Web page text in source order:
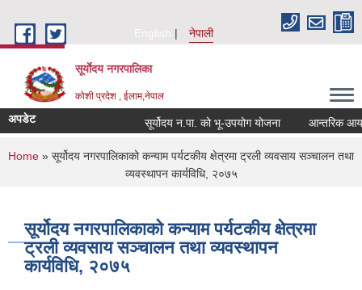
English
नेपाली
सूर्याेदय नगरपालिका
कोशी प्रदेश , ईलाम,नेपाल
अपडेट सूर्योदय न.पा. को भू-उपयोग योजना आन्तरिक आय
You are here
Home » सूर्योदय नगरपालिकाको कन्याम पर्यटकीय क्षेत्रमा ट्रली व्यवसाय सञ्चालन तथा
व्यवस्थापन कार्यविधि, २०७५
सूर्योदय नगरपालिकाको कन्याम पर्यटकीय क्षेत्रमा
ट्रली व्यवसाय सञ्चालन तथा व्यवस्थापन
कार्यविधि, २०७५